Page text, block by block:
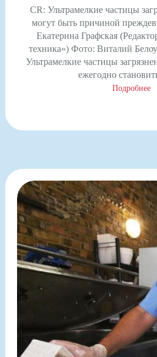
CR: Ультрамелкие частицы
могут быть причиной
Екатерина Графская
техника») Фото: Виталий
Ультрамелкие частицы
ежегодно
Подробнее